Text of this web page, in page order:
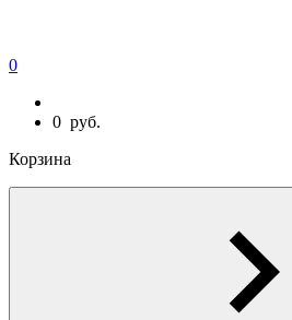
0
0 руб.
Корзина